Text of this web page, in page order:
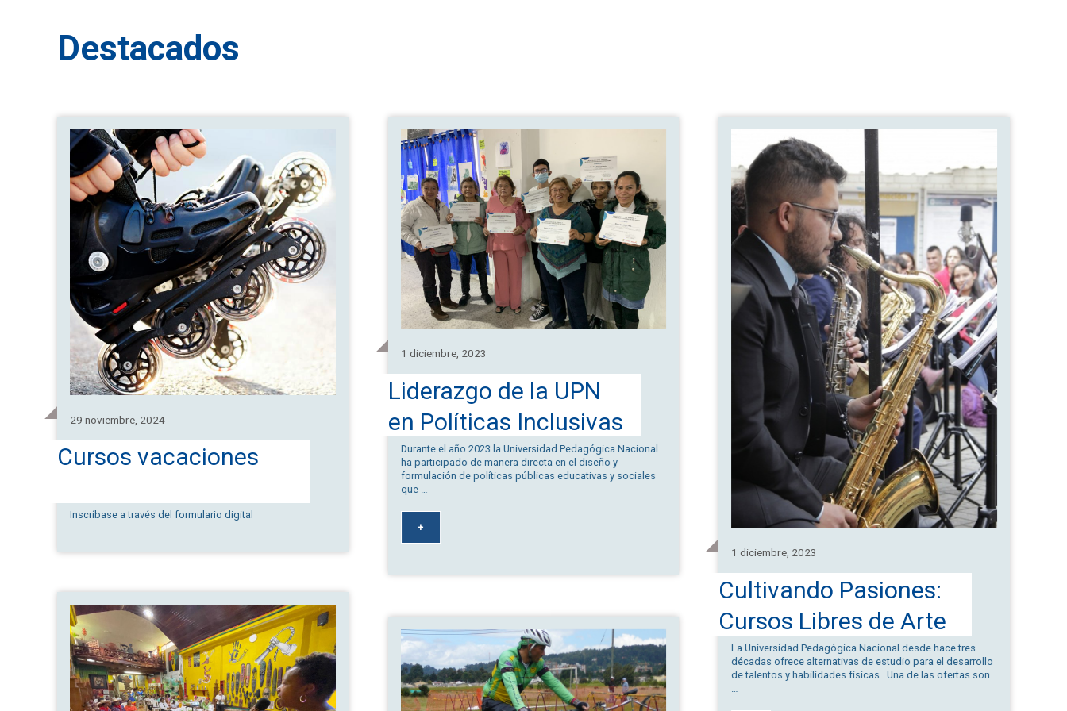
Destacados
Cursos vacaciones
29 noviembre, 2024
Inscríbase a través del formulario digital
Liderazgo de la UPN
en Políticas Inclusivas
y Sociales
1 diciembre, 2023
Durante el año 2023 la Universidad Pedagógica Nacional
ha participado de manera directa en el diseño y
formulación de políticas públicas educativas y sociales
que …
+
Cultivando Pasiones:
Cursos Libres de Arte
y Deporte en la UPN
1 diciembre, 2023
La Universidad Pedagógica Nacional desde hace tres
décadas ofrece alternativas de estudio para el desarrollo
de talentos y habilidades físicas. Una de las ofertas son